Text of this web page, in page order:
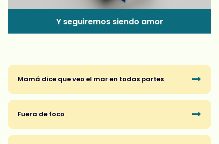
Y seguiremos siendo amor
Mamá dice que veo el mar en todas partes
Fuera de foco